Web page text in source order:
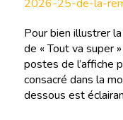
2026-25-de-la-
Pour bien illustrer
de « Tout va super
postes de l’affiche
consacré dans la
dessous est